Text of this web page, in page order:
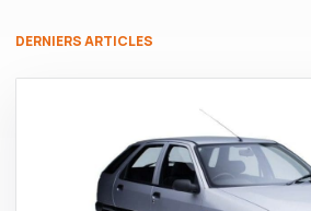
DERNIERS ARTICLES